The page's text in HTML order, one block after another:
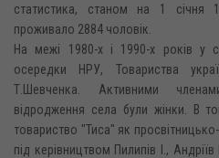
статистика, станом на 1 січня
проживало 2884 чоловік.
На межі 1980-х і 1990-х років у
осередки НРУ, Товариства
Т.Шевченка. Активними
відродження села були жінки. В
товариство "Тиса" як
під керівництвом Пилипів І.,